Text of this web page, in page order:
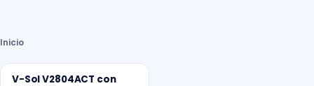
Inicio
V-Sol V2804ACT con